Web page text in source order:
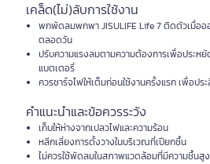
เคล็ด(ไม่)ลับการใช้งาน
พกพัดลมพกพา JISULIFE Life 7 ติดตัวเมื่ออ
ตลอดวัน
ปรับความแรงลมตามความต้องการเพื่อประห
แบตเตอรี่
ควรชาร์จไฟให้เต็มก่อนใช้งานครั้งแรก เพื่อป
คำแนะนำและข้อควรระวัง
เก็บให้ห่างจากเปลวไฟและความร้อน
หลีกเลี่ยงการตั้งวางในบริเวณที่เปียกชื้น
ไม่ควรใช้พัดลมในสภาพแวดล้อมที่มีความชื้นสูง